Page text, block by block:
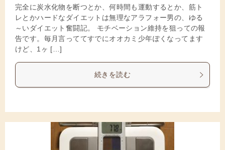
完全に炭水化物を断つとか、何時間も運動するとか、筋ト
レとかハードなダイエットは無理なアラフォー男の、ゆる
～いダイエット奮闘記。 モチベーション維持を狙っての報
告です。毎月言っててすでにオオカミ少年ぽくなってます
けど、1ヶ […]
続きを読む